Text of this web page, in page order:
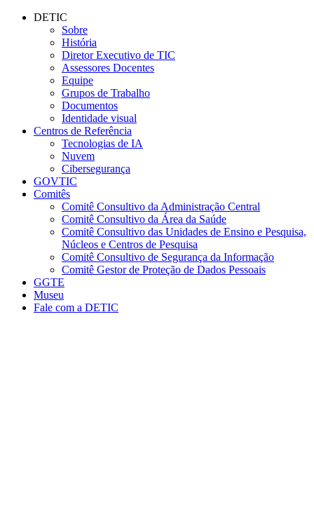
Conteúdo principal
DETIC
Sobre
História
Diretor Executivo de TIC
Assessores Docentes
Equipe
Grupos de Trabalho
Documentos
Identidade visual
Centros de Referência
Tecnologias de IA
Nuvem
Cibersegurança
GOVTIC
Comitês
Comitê Consultivo da Administração Central
Comitê Consultivo da Área da Saúde
Comitê Consultivo das Unidades de Ensino e Pesquisa,
Núcleos e Centros de Pesquisa
Comitê Consultivo de Segurança da Informação
Comitê Gestor de Proteção de Dados Pessoais
GGTE
Museu
Fale com a DETIC